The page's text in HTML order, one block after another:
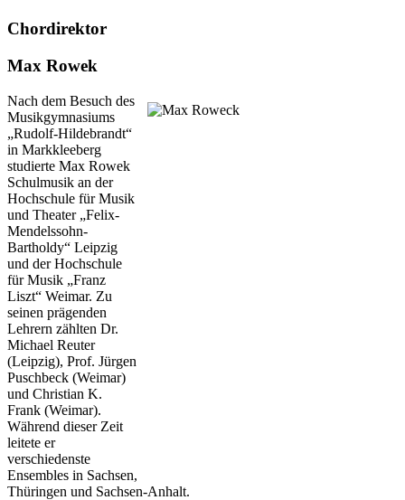
Chordirektor
Max Rowek
Nach dem Besuch des
Musikgymnasiums
„Rudolf-Hildebrandt“
in Markkleeberg
studierte Max Rowek
Schulmusik an der
Hochschule für Musik
und Theater „Felix-
Mendelssohn-
Bartholdy“ Leipzig
und der Hochschule
für Musik „Franz
Liszt“ Weimar. Zu
seinen prägenden
Lehrern zählten Dr.
Michael Reuter
(Leipzig), Prof. Jürgen
Puschbeck (Weimar)
und Christian K.
Frank (Weimar).
Während dieser Zeit
leitete er
verschiedenste
Ensembles in Sachsen,
Thüringen und Sachsen-Anhalt.